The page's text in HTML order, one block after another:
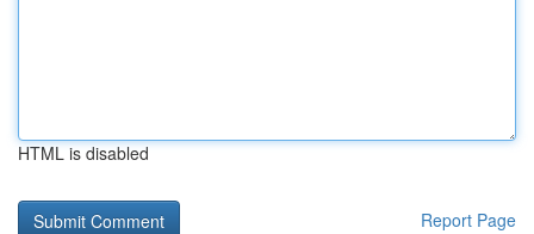
HTML is disabled
Report Page